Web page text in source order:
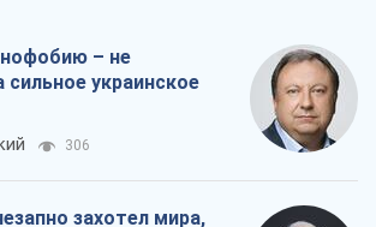
– не
украинское
306
захотел мира,